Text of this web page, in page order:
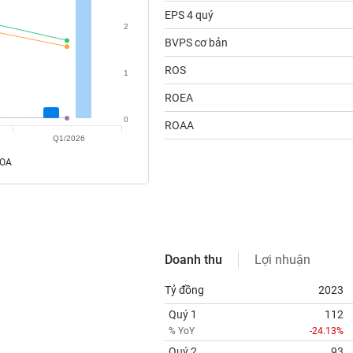
0
1
2
Q1/2026
EPS 4 quý
BVPS cơ bản
ROS
ROEA
ROAA
Doanh thu Lợi nhuận
Tỷ đồng
2023
Quý 1
% YoY
112
-24.13%